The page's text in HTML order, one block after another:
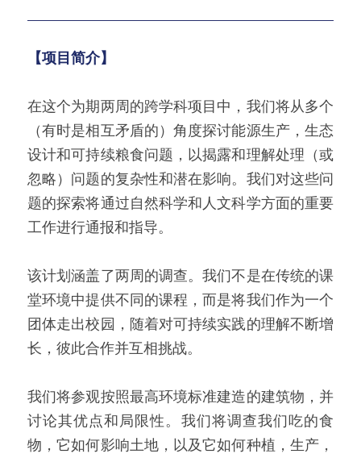
【项目简介】
在这个为期两周的跨学科项目中，我们将从多个
（有时是相互矛盾的）角度探讨能源生产，生态
设计和可持续粮食问题，以揭露和理解处理（或
忽略）问题的复杂性和潜在影响。我们对这些问
题的探索将通过自然科学和人文科学方面的重要
工作进行通报和指导。
该计划涵盖了两周的调查。我们不是在传统的课
堂环境中提供不同的课程，而是将我们作为一个
团体走出校园，随着对可持续实践的理解不断增
长，彼此合作并互相挑战。
我们将参观按照最高环境标准建造的建筑物，并
讨论其优点和局限性。我们将调查我们吃的食
物，它如何影响土地，以及它如何种植，生产，